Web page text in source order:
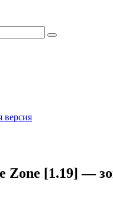
версия
Zone [1.19] —